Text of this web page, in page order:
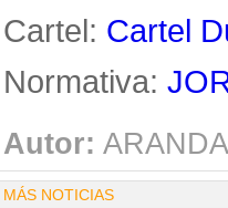
Cartel: Cartel
Normativa:
Autor:
MÁS NOTICIAS